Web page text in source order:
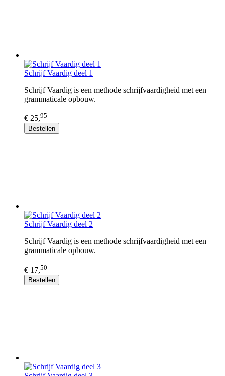
Schrijf Vaardig deel 1
Schrijf Vaardig is een methode schrijfvaardigheid met een
grammaticale opbouw.
€ 25,95
Bestellen
Schrijf Vaardig deel 2
Schrijf Vaardig is een methode schrijfvaardigheid met een
grammaticale opbouw.
€ 17,50
Bestellen